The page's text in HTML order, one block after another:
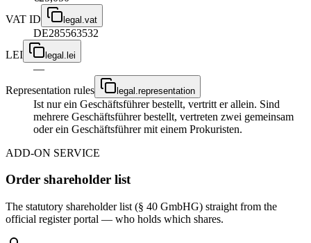
VAT ID
legal.vat
DE285563532
LEI
legal.lei
—
Representation rules
legal.representation
Ist nur ein Geschäftsführer bestellt, vertritt er allein. Sind
mehrere Geschäftsführer bestellt, vertreten zwei gemeinsam
oder ein Geschäftsführer mit einem Prokuristen.
ADD-ON SERVICE
Order shareholder list
The statutory shareholder list (§ 40 GmbHG) straight from the
official register portal — who holds which shares.